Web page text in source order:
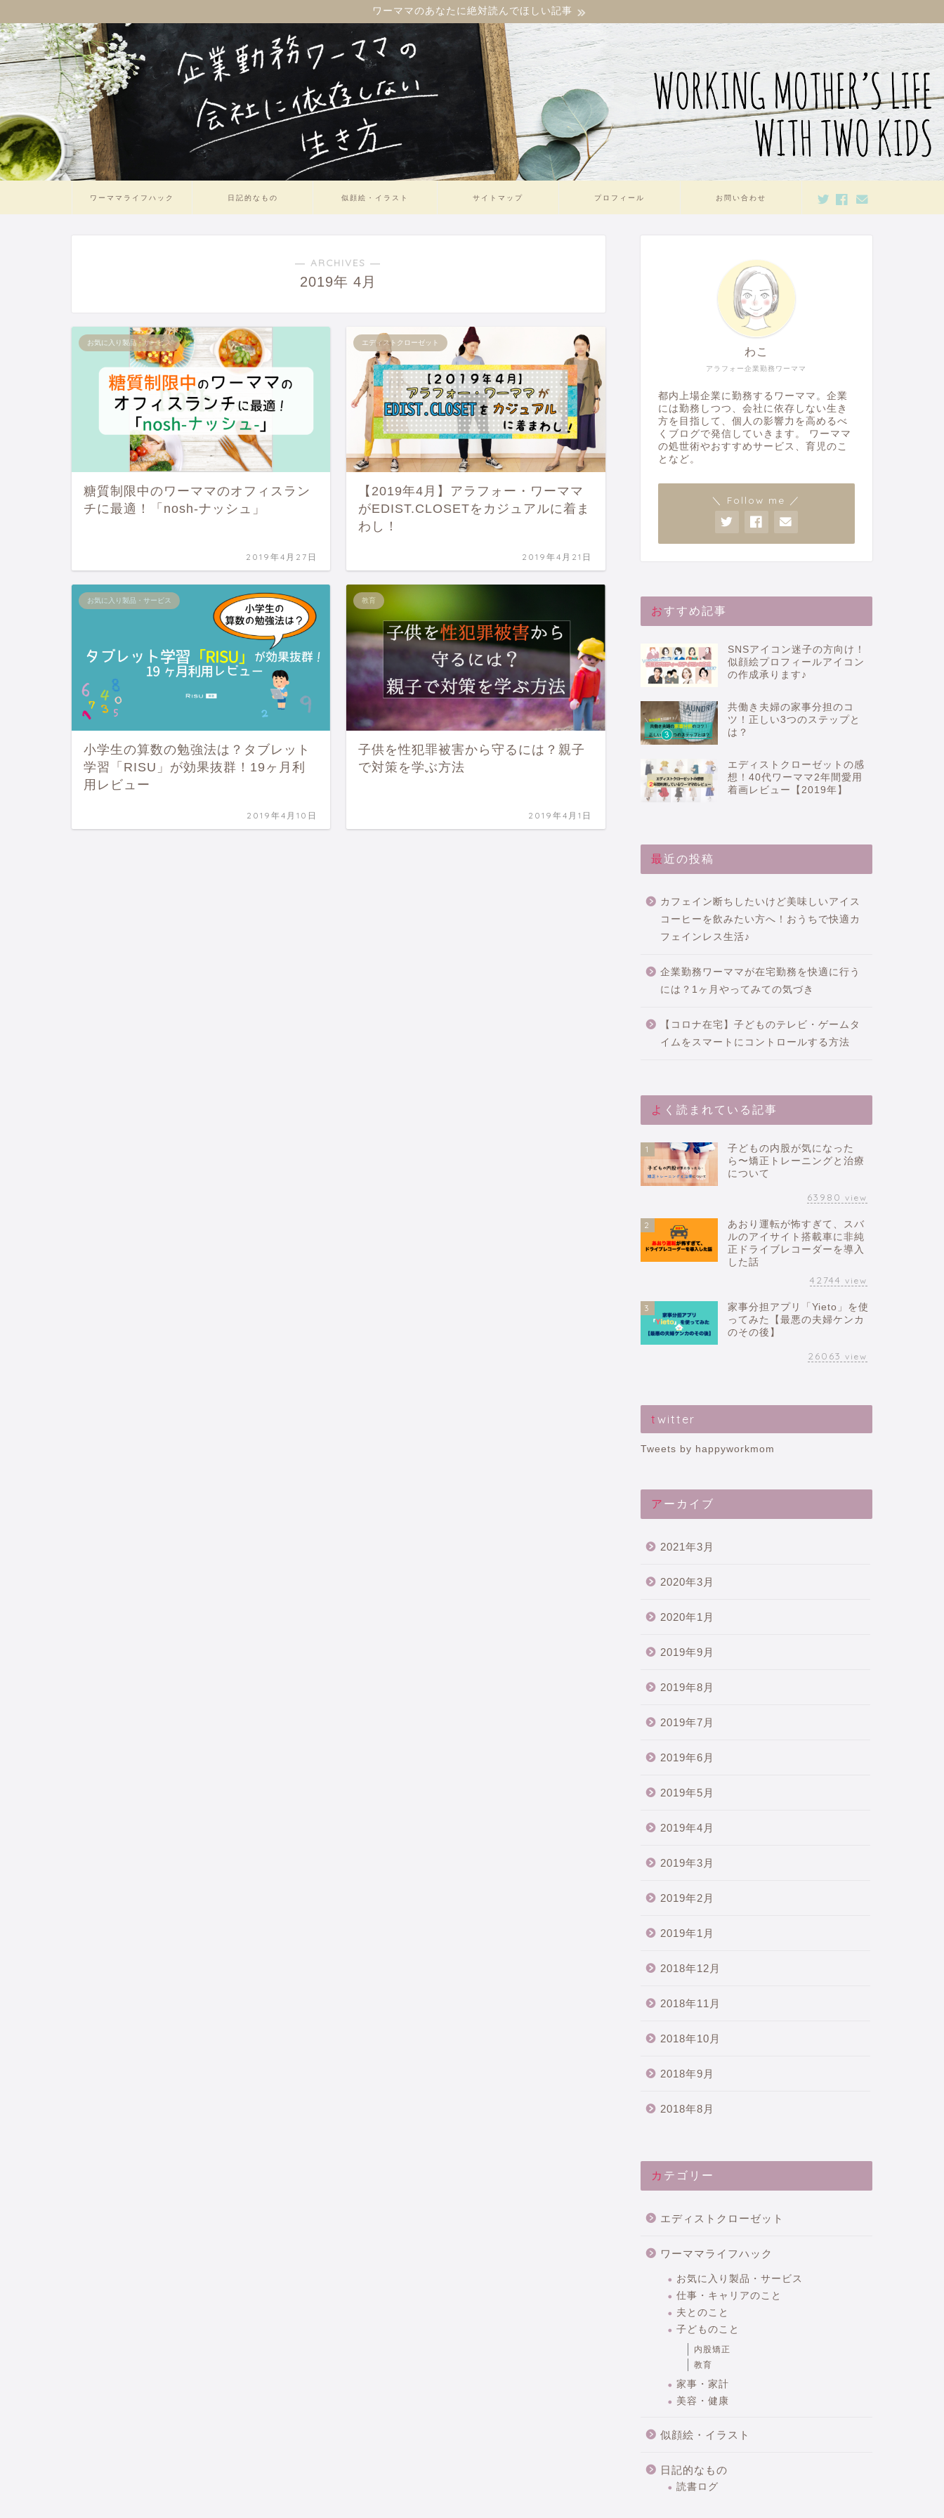
ワーママのあなたに絶対読んでほしい記事
ワーママライフハック 日記的なもの 似顔絵・イラスト サイトマップ プロフィール お問い合わせ
― ARCHIVES ―
2019年 4月
お気に入り製品・サービス
糖質制限中のワーママのオフィスラン
チに最適！「nosh-ナッシュ」
2019年4月27日
エディストクローゼット
【2019年4月】アラフォー・ワーママ
がEDIST.CLOSETをカジュアルに着ま
わし！
2019年4月21日
お気に入り製品・サービス
小学生の算数の勉強法は？タブレット
学習「RISU」が効果抜群！19ヶ月利
用レビュー
2019年4月10日
教育
子供を性犯罪被害から守るには？親子
で対策を学ぶ方法
2019年4月1日
アラフォー企業勤務ワーママ
わこ
都内上場企業に勤務するワーママ。企業
には勤務しつつ、会社に依存しない生き
方を目指して、個人の影響力を高めるべ
くブログで発信していきます。 ワーママ
の処世術やおすすめサービス、育児のこ
となど。
＼ Follow me ／
おすすめ記事
SNSアイコン迷子の方向け！
似顔絵プロフィールアイコン
の作成承ります♪
共働き夫婦の家事分担のコ
ツ！正しい3つのステップと
は？
エディストクローゼットの感
想！40代ワーママ2年間愛用
着画レビュー【2019年】
最近の投稿
カフェイン断ちしたいけど美味しいアイス
コーヒーを飲みたい方へ！おうちで快適カ
フェインレス生活♪
企業勤務ワーママが在宅勤務を快適に行う
には？1ヶ月やってみての気づき
【コロナ在宅】子どものテレビ・ゲームタ
イムをスマートにコントロールする方法
よく読まれている記事
1
子どもの内股が気になった
ら〜矯正トレーニングと治療
について
63980 view
2
あおり運転が怖すぎて、スバ
ルのアイサイト搭載車に非純
正ドライブレコーダーを導入
した話
42744 view
3
家事分担アプリ「Yieto」を使
ってみた【最悪の夫婦ケンカ
のその後】
26063 view
twitter
Tweets by happyworkmom
アーカイブ
2021年3月
2020年3月
2020年1月
2019年9月
2019年8月
2019年7月
2019年6月
2019年5月
2019年4月
2019年3月
2019年2月
2019年1月
2018年12月
2018年11月
2018年10月
2018年9月
2018年8月
カテゴリー
エディストクローゼット
ワーママライフハック
お気に入り製品・サービス
仕事・キャリアのこと
夫とのこと
子どものこと
内股矯正
教育
家事・家計
美容・健康
似顔絵・イラスト
日記的なもの
読書ログ